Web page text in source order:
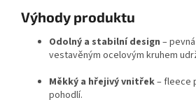
Výhody produktu
Odolný a stabilní design –
vestavěným ocelovým kruhem
Měkký a hřejivý vnitřek– fleece
pohodlí.